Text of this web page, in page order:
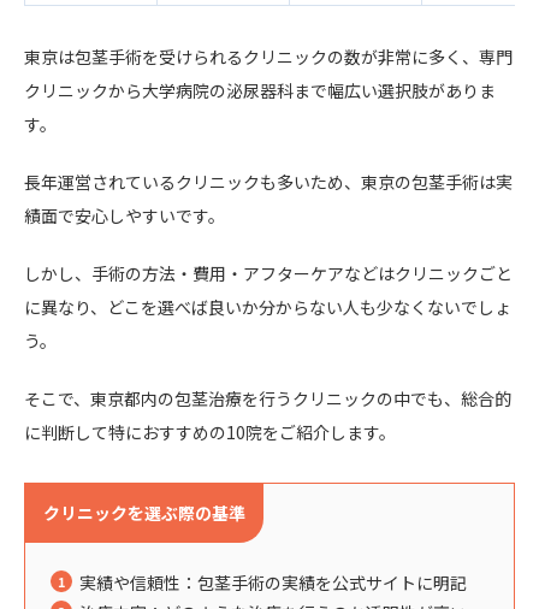
東京は包茎手術を受けられるクリニックの数が非常に多く、専門
クリニックから大学病院の泌尿器科まで幅広い選択肢がありま
す。
長年運営されているクリニックも多いため、東京の包茎手術は実
績面で安心しやすいです。
しかし、手術の方法・費用・アフターケアなどはクリニックごと
に異なり、どこを選べば良いか分からない人も少なくないでしょ
う。
そこで、東京都内の包茎治療を行うクリニックの中でも、総合的
に判断して特におすすめの10院をご紹介します。
クリニックを選ぶ際の基準
実績や信頼性：包茎手術の実績を公式サイトに明記